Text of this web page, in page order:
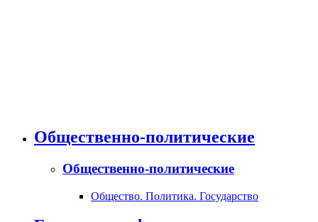
Общественно-политические
Общественно-политические
Общество. Политика. Государство